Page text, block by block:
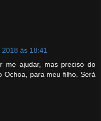
às 18:41
me ajudar, mas preciso do
Ochoa, para meu filho. Será